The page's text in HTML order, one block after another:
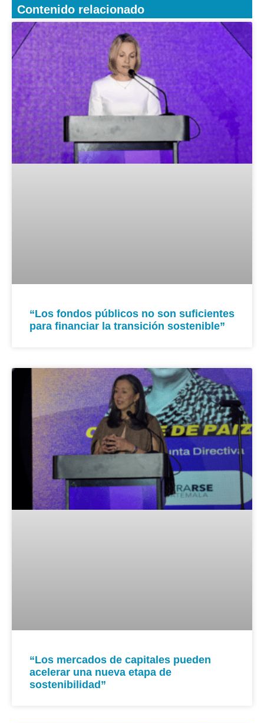
Contenido relacionado
“Los fondos públicos no son suficientes
para financiar la transición sostenible”
“Los mercados de capitales pueden
acelerar una nueva etapa de
sostenibilidad”